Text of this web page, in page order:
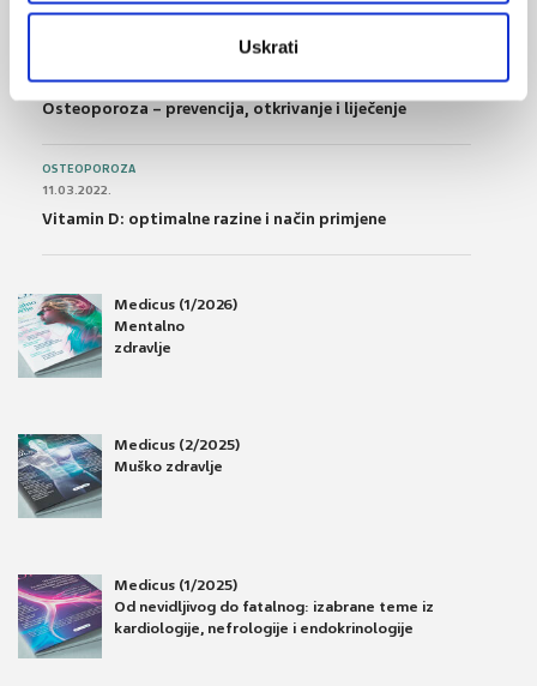
Uskrati
28.06.2016.
Osteoporoza – prevencija, otkrivanje i liječenje
OSTEOPOROZA
11.03.2022.
Vitamin D: optimalne razine i način primjene
Medicus (1/2026)
Mentalno
zdravlje
Medicus (2/2025)
Muško zdravlje
Medicus (1/2025)
Od nevidljivog do fatalnog: izabrane teme iz
kardiologije, nefrologije i endokrinologije